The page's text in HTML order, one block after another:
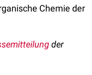
Chemie der
der